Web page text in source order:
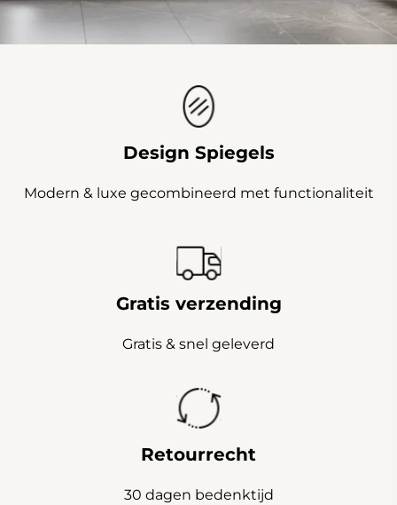
Design Spiegels
Modern & luxe gecombineerd met functionaliteit
Gratis verzending
Gratis & snel geleverd
Retourrecht
30 dagen bedenktijd